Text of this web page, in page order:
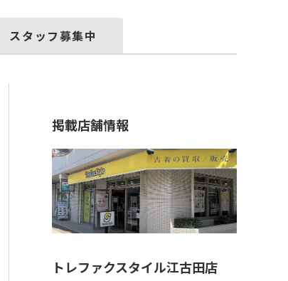
スタッフ募集中
掲載店舗情報
トレファクスタイル江古田店